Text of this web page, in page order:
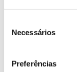
Necessários
Preferências
Registar